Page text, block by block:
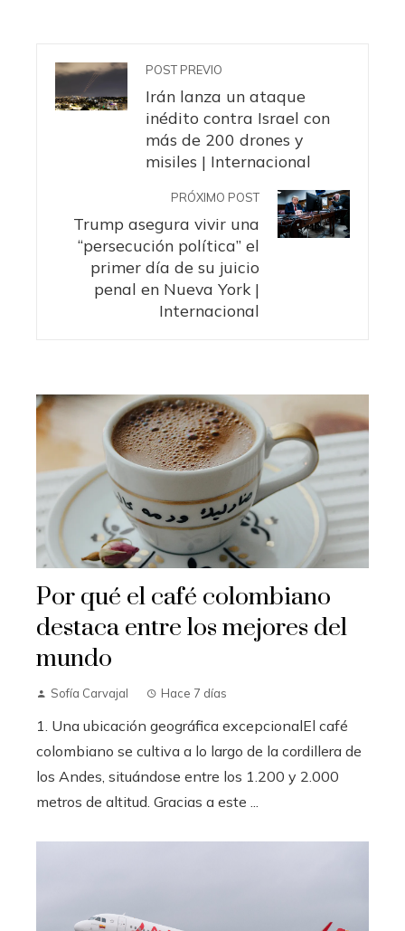
POST PREVIO
Irán lanza un ataque
inédito contra Israel con
más de 200 drones y
misiles | Internacional
PRÓXIMO POST
Trump asegura vivir una
“persecución política” el
primer día de su juicio
penal en Nueva York |
Internacional
Por qué el café colombiano
destaca entre los mejores del
mundo
Sofía Carvajal Hace 7 días
1. Una ubicación geográfica excepcionalEl café
colombiano se cultiva a lo largo de la cordillera de
los Andes, situándose entre los 1.200 y 2.000
metros de altitud. Gracias a este ...